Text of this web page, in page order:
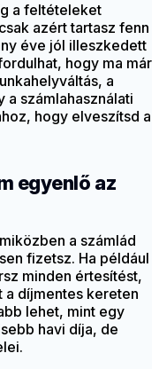
a feltételeket
azért tartasz fenn
éve jól illeszkedett
hogy ma már
a
számlahasználati
hogy elveszítsd a
egyenlő az
a számlád
fizetsz. Ha például
minden értesítést,
díjmentes kereten
lehet, mint egy
havi díja, de